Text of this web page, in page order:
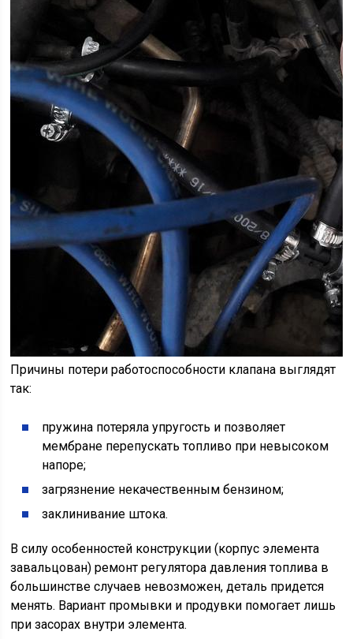
Причины потери работоспособности клапана выглядят
так:
пружина потеряла упругость и позволяет
мембране перепускать топливо при невысоком
напоре;
загрязнение некачественным бензином;
заклинивание штока.
В силу особенностей конструкции (корпус элемента
завальцован) ремонт регулятора давления топлива в
большинстве случаев невозможен, деталь придется
менять. Вариант промывки и продувки помогает лишь
при засорах внутри элемента.